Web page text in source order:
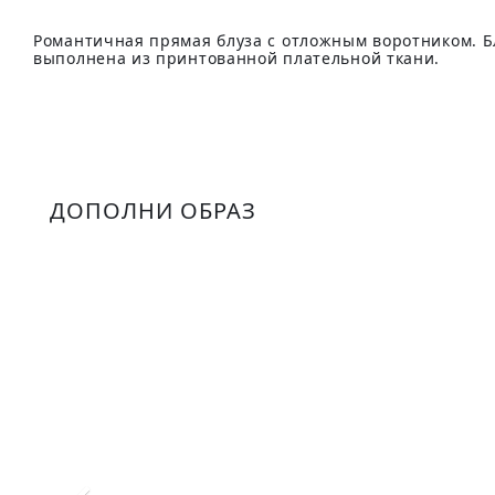
Романтичная прямая блуза с отложным воротником.
выполнена из принтованной плательной ткани.
ДОПОЛНИ ОБРАЗ